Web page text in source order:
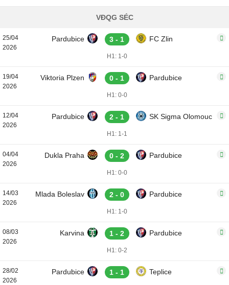
VĐQG SÉC
25/04
2026
Pardubice 3 - 1 FC Zlin
H1: 1-0
19/04
2026
Viktoria Plzen 0 - 1 Pardubice
H1: 0-0
12/04
2026
Pardubice 2 - 1 SK Sigma Olomouc
H1: 1-1
04/04
2026
Dukla Praha 0 - 2 Pardubice
H1: 0-0
14/03
2026
Mlada Boleslav 2 - 0 Pardubice
H1: 1-0
08/03
2026
Karvina 1 - 2 Pardubice
H1: 0-2
28/02
2026
Pardubice 1 - 1 Teplice